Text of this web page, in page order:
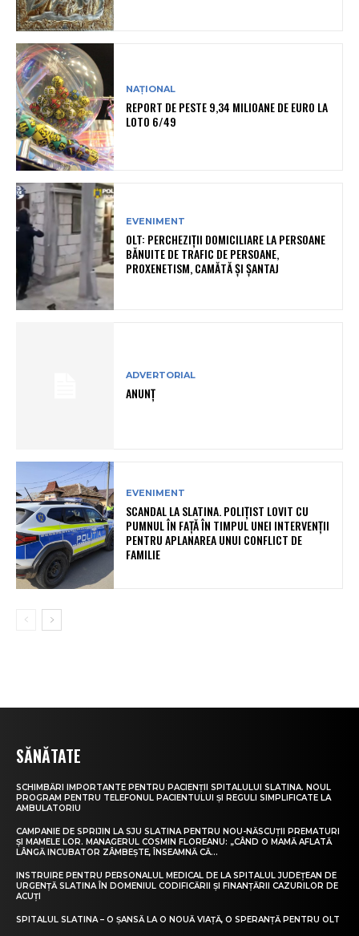
NAȚIONAL
REPORT DE PESTE 9,34 MILIOANE DE EURO LA
LOTO 6/49
EVENIMENT
OLT: PERCHEZIŢII DOMICILIARE LA PERSOANE
BĂNUITE DE TRAFIC DE PERSOANE,
PROXENETISM, CAMĂTĂ ŞI ŞANTAJ
ADVERTORIAL
ANUNȚ
EVENIMENT
SCANDAL LA SLATINA. POLIȚIST LOVIT CU
PUMNUL ÎN FAȚĂ ÎN TIMPUL UNEI INTERVENȚII
PENTRU APLANAREA UNUI CONFLICT DE
FAMILIE
SĂNĂTATE
SCHIMBĂRI IMPORTANTE PENTRU PACIENȚII SPITALULUI SLATINA. NOUL
PROGRAM PENTRU TELEFONUL PACIENTULUI ȘI REGULI SIMPLIFICATE LA
AMBULATORIU
CAMPANIE DE SPRIJIN LA SJU SLATINA PENTRU NOU-NĂSCUȚII PREMATURI
ȘI MAMELE LOR. MANAGERUL COSMIN FLOREANU: „CÂND O MAMĂ AFLATĂ
LÂNGĂ INCUBATOR ZÂMBEȘTE, ÎNSEAMNĂ CĂ...
INSTRUIRE PENTRU PERSONALUL MEDICAL DE LA SPITALUL JUDEȚEAN DE
URGENȚĂ SLATINA ÎN DOMENIUL CODIFICĂRII ȘI FINANȚĂRII CAZURILOR DE
ACUȚI
SPITALUL SLATINA – O ȘANSĂ LA O NOUĂ VIAȚĂ, O SPERANȚĂ PENTRU OLT